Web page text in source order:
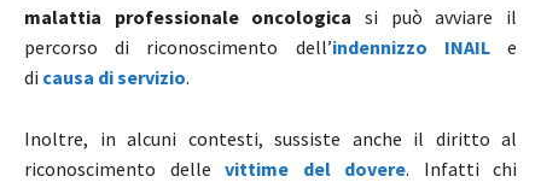
malattia professionale oncologica si può avviare il
percorso di riconoscimento dell’indennizzo INAILe
di causa di servizio.
Inoltre, in alcuni contesti, sussiste anche il diritto al
riconoscimento delle vittime del dovere. Infatti chi